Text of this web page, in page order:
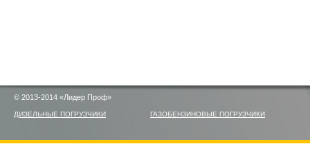
© 2013-2014 «Лидер Проф»
ДИЗЕЛЬНЫЕ ПОГРУЗЧИКИ ГАЗОБЕНЗИНОВЫЕ ПОГРУЗЧИКИ